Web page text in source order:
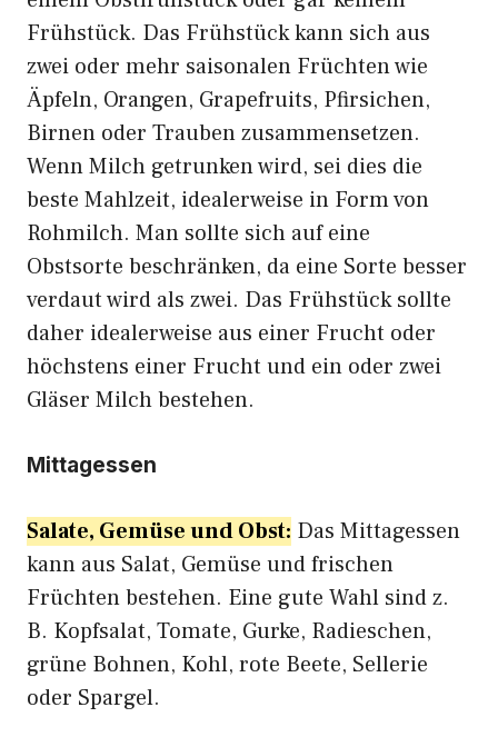
Frühstück. Das Frühstück kann sich aus
zwei oder mehr saisonalen Früchten wie
Äpfeln, Orangen, Grapefruits, Pfirsichen,
Birnen oder Trauben zusammensetzen.
Wenn Milch getrunken wird, sei dies die
beste Mahlzeit, idealerweise in Form von
Rohmilch. Man sollte sich auf eine
Obstsorte beschränken, da eine Sorte besser
verdaut wird als zwei. Das Frühstück sollte
daher idealerweise aus einer Frucht oder
höchstens einer Frucht und ein oder zwei
Gläser Milch bestehen.
Mittagessen
Salate, Gemüse und Obst: Das Mittagessen
kann aus Salat, Gemüse und frischen
Früchten bestehen. Eine gute Wahl sind z.
B. Kopfsalat, Tomate, Gurke, Radieschen,
grüne Bohnen, Kohl, rote Beete, Sellerie
oder Spargel.